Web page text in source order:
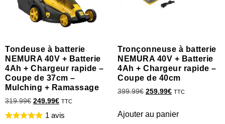
Tondeuse à batterie
NEMURA 40V + Batterie
4Ah + Chargeur rapide –
Coupe de 37cm –
Mulching + Ramassage
319.99€ 249.99€ TTC
1 avis
Tronçonneuse à batterie
NEMURA 40V + Batterie
4Ah + Chargeur rapide –
Coupe de 40cm
399.99€ 259.99€ TTC
Ajouter au panier